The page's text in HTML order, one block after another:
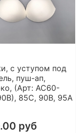
с уступом под
пуш-ап,
(Арт: АС60-
85С, 90В, 95А
руб